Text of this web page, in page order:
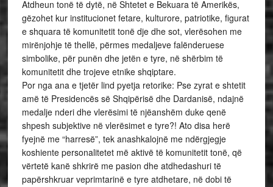
Atdheun tonë të dytë, në Shtetet e Bekuara të Amerikës,
gëzohet kur institucionet fetare, kulturore, patriotike, figurat
e shquara të komunitetit tonë dje dhe sot, vlerësohen me
mirënjohje të thellë, përmes medaljeve falënderuese
simbolike, për punën dhe jetën e tyre, në shërbim të
komunitetit dhe trojeve etnike shqiptare.
Por nga ana e tjetër lind pyetja retorike: Pse zyrat e shtetit
amë të Presidencës së Shqipërisë dhe Dardanisë, ndajnë
medalje nderi dhe vlerësimi të njëanshëm duke qenë
shpesh subjektive në vlerësimet e tyre?! Ato disa herë
fyejnë me “harresë”, tek anashkalojnë me ndërgjegje
koshiente personalitetet më aktivë të komunitetit tonë, që
vërtetë kanë shkrirë me pasion dhe atdhedashuri të
papërshkruar veprimtarinë e tyre atdhetare, në dobi të